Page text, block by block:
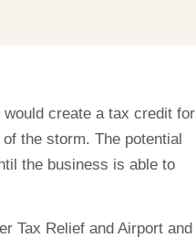
create a tax credit for
the storm. The potential
the business is able to
Tax Relief and Airport and